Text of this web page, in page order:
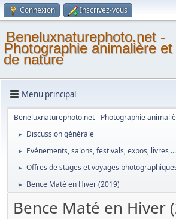
Connexion Inscrivez-vous
Beneluxnaturephoto.net -
Photographie animalière et
de nature
Menu principal
Beneluxnaturephoto.net - Photographie
► Discussion générale
► Evénements, salons, festivals, expos, livres ...
► Offres de stages et voyages
► Bence Maté en Hiver (2019)
Bence Maté en Hiver